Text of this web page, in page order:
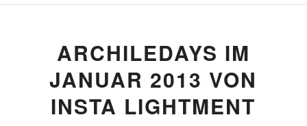
ARCHILEDAYS IM
JANUAR 2013 VON
INSTA LIGHTMENT